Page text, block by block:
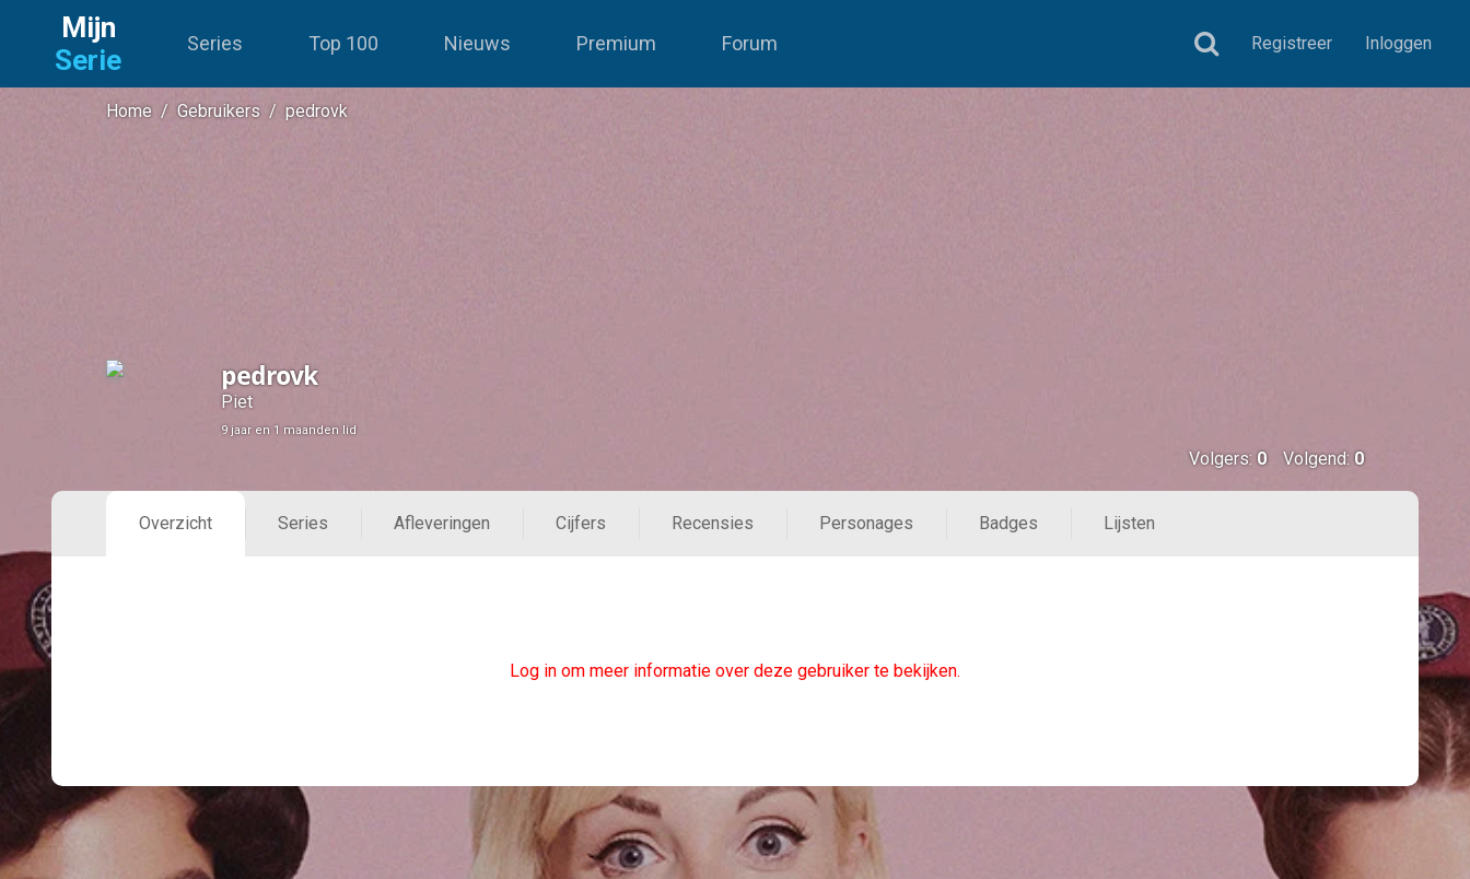
Mijn
Serie
Series Top 100 Nieuws Premium Forum Registreer Inloggen
Home / Gebruikers /pedrovk
pedrovk
Piet
9 jaar en 1 maanden lid
Volgers: 0 Volgend: 0
Overzicht Series Afleveringen Cijfers Recensies Personages Badges Lijsten
Log in om meer informatie over deze gebruiker te bekijken.